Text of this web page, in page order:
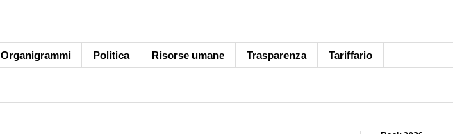
Organigrammi Politica Risorse umane Trasparenza Tariffario